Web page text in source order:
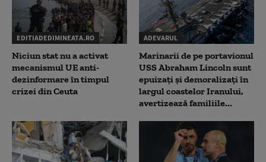
EDITIADEDIMINEATA.RO
Niciun stat nu a activat
mecanismul UE anti-
dezinformare în timpul
crizei din Ceuta
ADEVARUL
Marinarii de pe portavionul
USS Abraham Lincoln sunt
epuizați și demoralizați în
largul coastelor Iranului,
avertizează familiile...